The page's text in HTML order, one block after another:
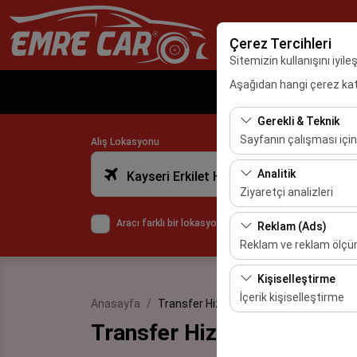
Çerez Tercihleri
Sitemizin kullanışını
Aşağıdan hangi çerez
Gerekli & Teknik
Sayfanın çalışması
Bu çerezler sitenin
bırakılamaz.
Analitik
Ziyaretçi analizleri
Bu çerezler, sitemizin
etmemizi sağlar. Bu
Reklam (Ads)
Reklam ve reklam
Bu çerezler, size ilgi
etkinliğini (gösterim
Kişiselleştirme
İçerik kişiselleştirme
deneyiminizin
Alış Lokasyonu
Kayseri Erkilet Havalimanı
Aracı farklı bir lokasyona bırakacağım
Anasayfa Transfer Hizmetleri
Transfer Hizmetleri